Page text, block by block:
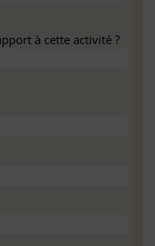
à cette activité ?